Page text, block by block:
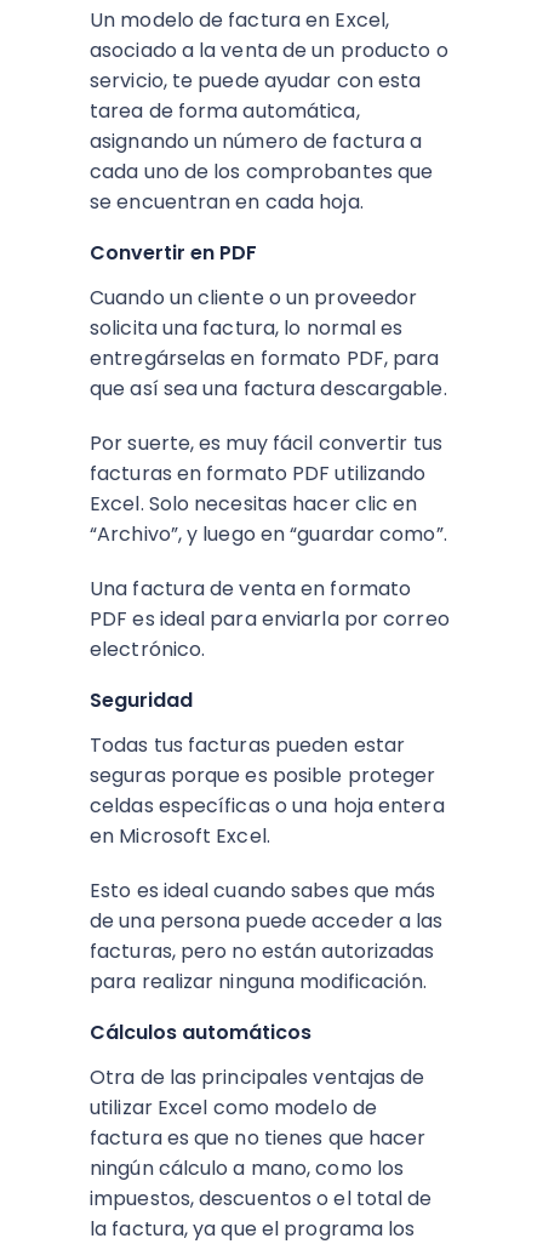
Un modelo de factura en Excel,
asociado a la venta de un producto o
servicio, te puede ayudar con esta
tarea de forma automática,
asignando un número de factura a
cada uno de los comprobantes que
se encuentran en cada hoja.
Convertir en PDF
Cuando un cliente o un proveedor
solicita una factura, lo normal es
entregárselas en formato PDF, para
que así sea una factura descargable.
Por suerte, es muy fácil convertir tus
facturas en formato PDF utilizando
Excel. Solo necesitas hacer clic en
“Archivo”, y luego en “guardar como”.
Una factura de venta en formato
PDF es ideal para enviarla por correo
electrónico.
Seguridad
Todas tus facturas pueden estar
seguras porque es posible proteger
celdas específicas o una hoja entera
en Microsoft Excel.
Esto es ideal cuando sabes que más
de una persona puede acceder a las
facturas, pero no están autorizadas
para realizar ninguna modificación.
Cálculos automáticos
Otra de las principales ventajas de
utilizar Excel como modelo de
factura es que no tienes que hacer
ningún cálculo a mano, como los
impuestos, descuentos o el total de
la factura, ya que el programa los